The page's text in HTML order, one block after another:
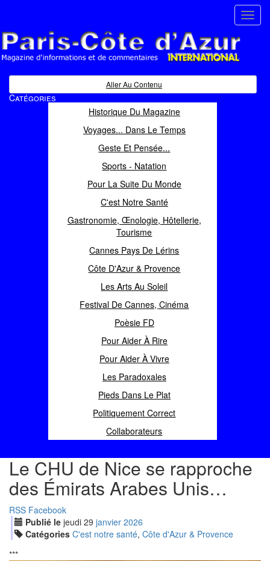
Magazine d'informations et de commentaires
Aller Au Contenu
Catégories
Historique Du Magazine
Voyages... Dans Le Temps
Geste Et Pensée...
Sports - Natation
Pour La Suite Du Monde
C'est Notre Santé
Gastronomie, Œnologie, Hôtellerie,
Tourisme
Cannes Pays De Lérins
Côte D'Azur & Provence
Les Arts Au Soleil
Festival De Cannes, Cinéma
Poèsie FD
Pour Aider À Rire
Pour Aider À Vivre
Les Paradoxales
Pieds Dans Le Plat
Politiquement Correct
Collaborateurs
Le CHU de Nice se rapproche
des Émirats Arabes Unis…
RSS Facebook
Publié le jeudi 29 janvier 2026
Catégories C'est notre santé, Côte d'Azur & Provence
***